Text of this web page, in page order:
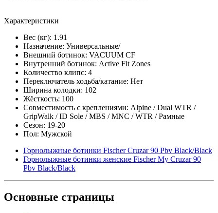
Характеристики
Вес (кг): 1.91
Назначение: Универсальные/
Внешний ботинок: VACUUM CF
Внутренний ботинок: Active Fit Zones
Количество клипс: 4
Переключатель ходьба/катание: Нет
Ширина колодки: 102
Жёсткость: 100
Совместимость с креплениями: Alpine / Dual WTR /
GripWalk / ID Sole / MBS / MNC / WTR / Рамные
Сезон: 19-20
Пол: Мужской
Горнолыжные ботинки Fischer Cruzar 90 Pbv Black/Black
Горнолыжные ботинки женские Fischer My Cruzar 90
Pbv Black/Black
Основные страницы